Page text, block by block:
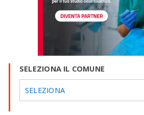
SELEZIONA IL COMUNE
SELEZIONA